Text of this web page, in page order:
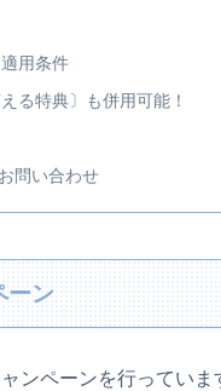
用条件
る特典〕も併用可能！
問い合わせ
ーン
ンペーンを行っていま